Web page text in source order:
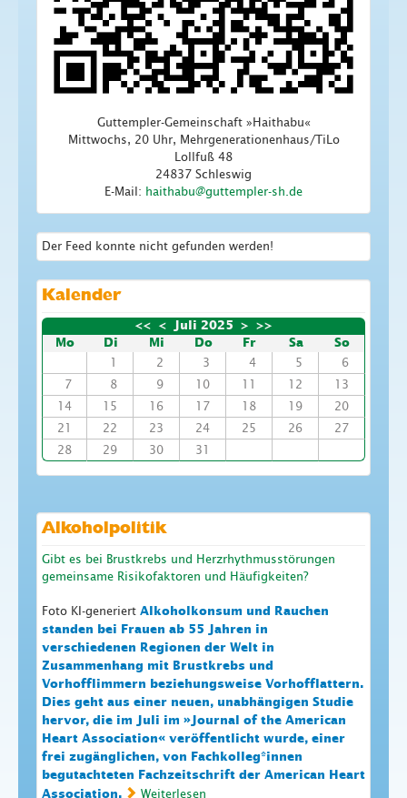
Guttempler-Gemeinschaft »Haithabu«
Mittwochs, 20 Uhr, Mehrgenerationenhaus/TiLo
Lollfuß 48
24837 Schleswig
E-Mail:
Der Feed konnte nicht gefunden werden!
Kalender
<< < Juli 2025 > >>
Mo
Di Mi Do Fr Sa So
1 2 3 4 5
6
7
8 9 10 11 12
13
14
15 16 17 18 19
20
21
22 23 24 25 26
27
28
29 30 31
Alkoholpolitik
Gibt es bei Brustkrebs und Herzrhythmusstörungen
gemeinsame Risikofaktoren und Häufigkeiten?
Foto KI-generiert Alkoholkonsum und Rauchen
standen bei Frauen ab 55 Jahren in
verschiedenen Regionen der Welt in
Zusammenhang mit Brustkrebs und
Vorhofflimmern beziehungsweise Vorhofflattern.
Dies geht aus einer neuen, unabhängigen Studie
hervor, die im Juli im »Journal of the American
Heart Association« veröffentlicht wurde, einer
frei zugänglichen, von Fachkolleg*innen
begutachteten Fachzeitschrift der American Heart
Association.
Weiterlesen